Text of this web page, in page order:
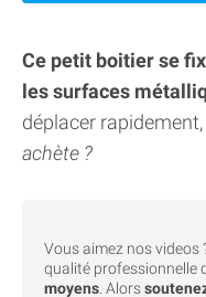
Ce petit boitier se
les surfaces
déplacer
achète ?
Vous aimez nos videos
qualité professionnelle
moyens . Alors